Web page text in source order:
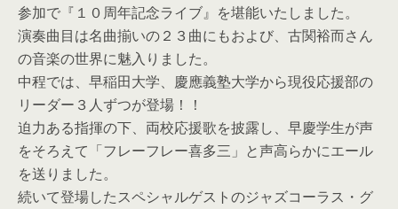
参加で『１０周年記念ライブ』を堪能いたしました。
演奏曲目は名曲揃いの２３曲にもおよび、古関裕而さん
の音楽の世界に魅入りました。
中程では、早稲田大学、慶應義塾大学から現役応援部の
リーダー３人ずつが登場！！
迫力ある指揮の下、両校応援歌を披露し、早慶学生が声
をそろえて「フレーフレー喜多三」と声高らかにエール
を送りました。
続いて登場したスペシャルゲストのジャズコーラス・グ